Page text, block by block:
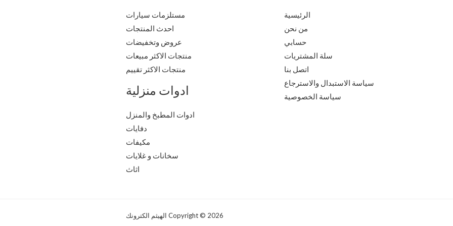
الرئيسية
من نحن
حسابي
سلة المشتريات
اتصل بنا
سياسة الاستبدال والاسترجاع
سياسة الخصوصية
مستلزمات سيارات
احدث المنتجات
عروض وتخفيضات
منتجات الاكثر مبيعات
منتجات الاكثر تقييم
ادوات منزلية
ادوات المطبخ والمنزل
دفايات
مكيفات
سخانات و غلايات
اثاث
Copyright © 2026 الهيثم الكترونك